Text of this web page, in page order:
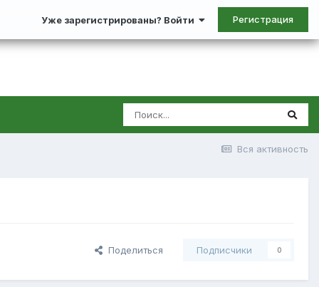
Уже зарегистрированы? Войти Регистрация
Вся активность
Поделиться Подписчики 0